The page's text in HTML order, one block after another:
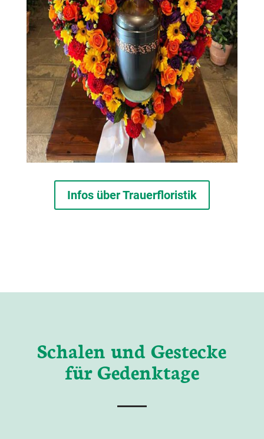
Infos über Trauerfloristik
Schalen und Gestecke
für Gedenktage